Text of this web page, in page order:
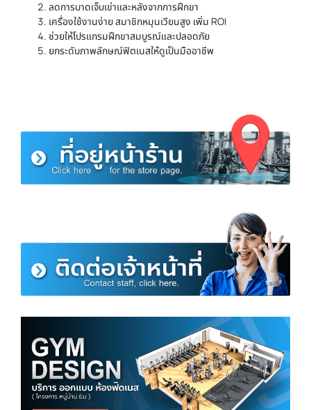
ลดการบาดเจ็บเข่าและหลังจากการฝึกขา
เครื่องใช้งานง่าย สมาชิกหมุนเวียนสูง เพิ่ม ROI
ช่วยให้โปรแกรมฝึกขาสมบูรณ์และปลอดภัย
ยกระดับภาพลักษณ์ฟิตเนสให้ดูเป็นมืออาชีพ